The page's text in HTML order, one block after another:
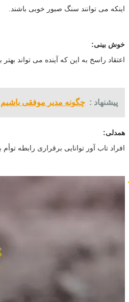
اینکه می توانند سنگ صبور خوبی باشند.
خوش بینی:
اعتقاد راسخ به این که آینده می تواند
پیشنهاد : چگونه مدیر موفقی
همدلی:
افراد تاب آور توانایی برقراری رابطه توأم